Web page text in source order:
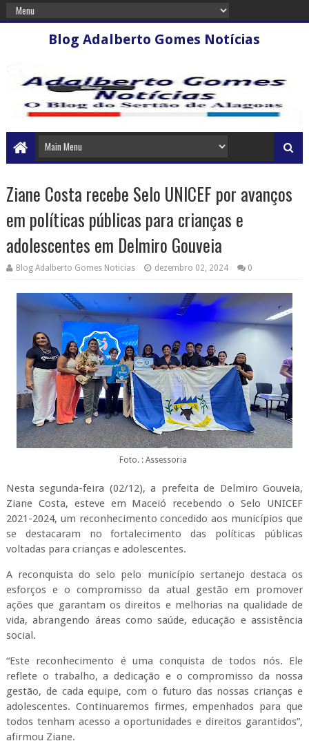
Blog Adalberto Gomes Notícias
Ziane Costa recebe Selo UNICEF por avanços
em políticas públicas para crianças e
adolescentes em Delmiro Gouveia
Blog Adalberto Gomes Noticias dezembro 02, 2024 0
Foto. : Assessoria
Nesta segunda-feira (02/12), a prefeita de Delmiro Gouveia,
Ziane Costa, esteve em Maceió recebendo o Selo UNICEF
2021-2024, um reconhecimento concedido aos municípios que
se destacaram no fortalecimento das políticas públicas
voltadas para crianças e adolescentes.
A reconquista do selo pelo município sertanejo destaca os
esforços e o compromisso da atual gestão em promover
ações que garantam os direitos e melhorias na qualidade de
vida, abrangendo áreas como saúde, educação e assistência
social.
“Este reconhecimento é uma conquista de todos nós. Ele
reflete o trabalho, a dedicação e o compromisso da nossa
gestão, de cada equipe, com o futuro das nossas crianças e
adolescentes. Continuaremos firmes, empenhados para que
todos tenham acesso a oportunidades e direitos garantidos”,
afirmou Ziane.